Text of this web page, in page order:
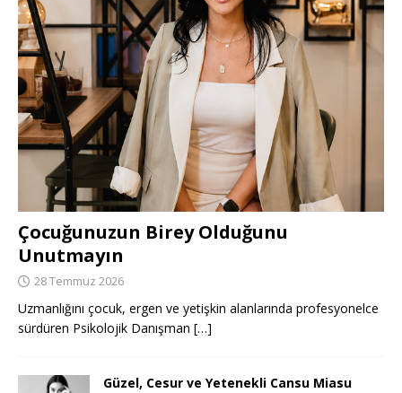
Çocuğunuzun Birey Olduğunu
Unutmayın
28 Temmuz 2026
Uzmanlığını çocuk, ergen ve yetişkin alanlarında profesyonelce
sürdüren Psikolojik Danışman […]
Güzel, Cesur ve Yetenekli Cansu Miasu